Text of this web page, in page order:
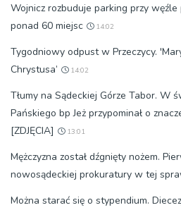
Wojnicz rozbuduje parking przy
ponad 60 miejsc
14:02
Tygodniowy odpust w Przeczycy.
Chrystusa’
14:02
Tłumy na Sądeckiej Górze Tabor. W
Pańskiego bp Jeż przypominał o
[ZDJĘCIA]
13:01
Mężczyzna został dźgnięty nożem.
nowosądeckiej prokuratury w tej
Można starać się o stypendium.